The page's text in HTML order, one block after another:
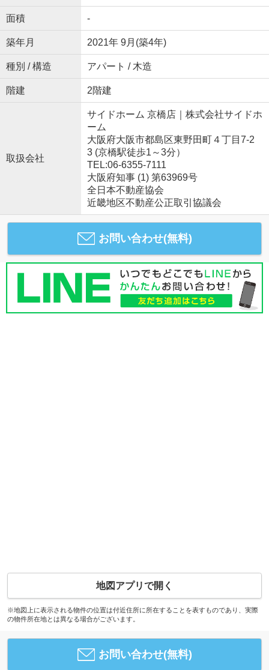
面積 -
築年月 2021年 9月(築4年)
種別 / 構造 アパート / 木造
階建 2階建
取扱会社
サイドホーム 京橋店｜株式会社サイドホ
ーム
大阪府大阪市都島区東野田町４丁目7-2
3 (京橋駅徒歩1～3分）
TEL:06-6355-7111
大阪府知事 (1) 第63969号
全日本不動産協会
近畿地区不動産公正取引協議会
お問い合わせ(無料)
地図アプリで開く
※地図上に表示される物件の位置は付近住所に所在することを表すものであり、実際
の物件所在地とは異なる場合がございます。
お問い合わせ(無料)